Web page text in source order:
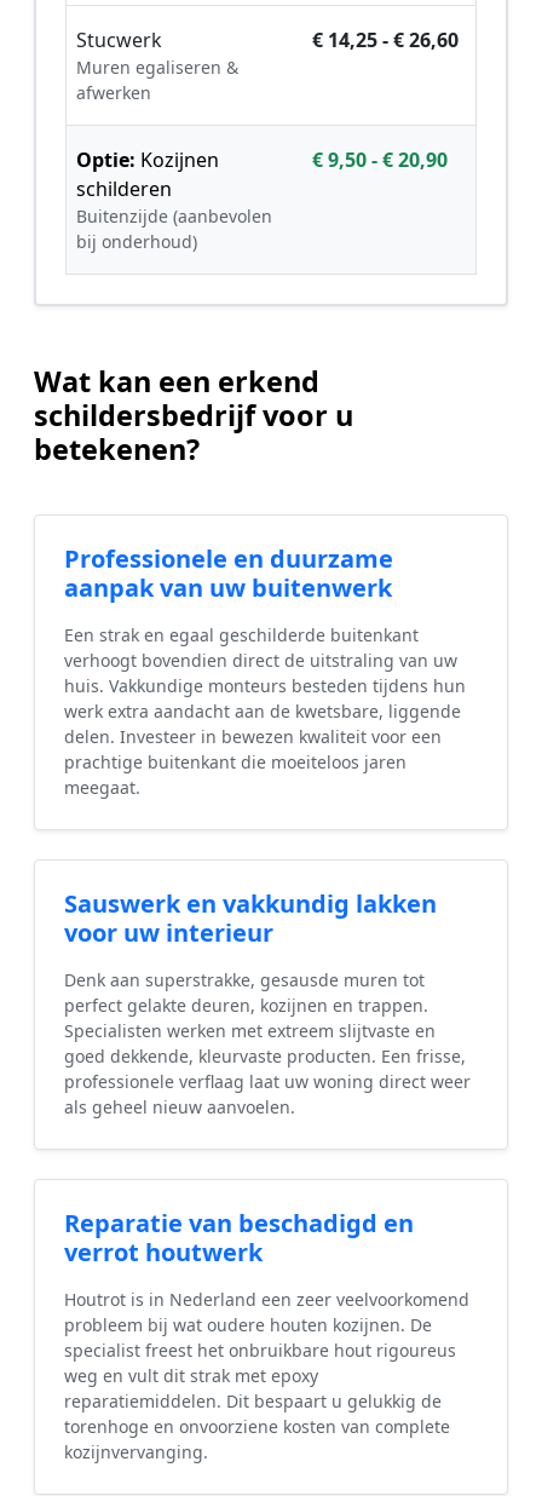
Stucwerk
Muren egaliseren &
afwerken
€ 14,25 - € 26,60
Optie: Kozijnen
schilderen
Buitenzijde (aanbevolen
bij onderhoud)
€ 9,50 - € 20,90
Wat kan een erkend
schildersbedrijf voor u
betekenen?
Professionele en duurzame
aanpak van uw buitenwerk
Een strak en egaal geschilderde buitenkant
verhoogt bovendien direct de uitstraling van uw
huis. Vakkundige monteurs besteden tijdens hun
werk extra aandacht aan de kwetsbare, liggende
delen. Investeer in bewezen kwaliteit voor een
prachtige buitenkant die moeiteloos jaren
meegaat.
Sauswerk en vakkundig lakken
voor uw interieur
Denk aan superstrakke, gesausde muren tot
perfect gelakte deuren, kozijnen en trappen.
Specialisten werken met extreem slijtvaste en
goed dekkende, kleurvaste producten. Een frisse,
professionele verflaag laat uw woning direct weer
als geheel nieuw aanvoelen.
Reparatie van beschadigd en
verrot houtwerk
Houtrot is in Nederland een zeer veelvoorkomend
probleem bij wat oudere houten kozijnen. De
specialist freest het onbruikbare hout rigoureus
weg en vult dit strak met epoxy
reparatiemiddelen. Dit bespaart u gelukkig de
torenhoge en onvoorziene kosten van complete
kozijnvervanging.